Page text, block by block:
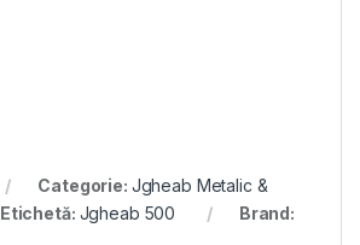
Categorie: Jgheab Metalic &
Etichetă: Jgheab 500
Brand: